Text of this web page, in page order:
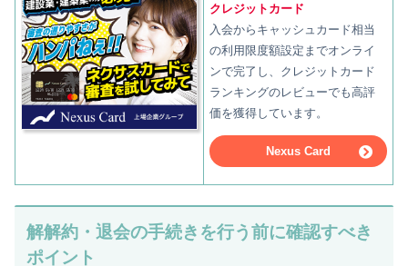
クレジットカード
入会からキャッシュカード相当
の利用限度額設定までオンライ
ンで完了し、クレジットカード
ランキングのレビューでも高評
価を獲得しています。
Nexus Card
解解約・退会の手続きを行う前に確認すべき
ポイント